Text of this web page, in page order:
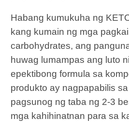
Habang kumukuha ng
kang kumain ng mga
carbohydrates, ang
huwag lumampas ang luto
epektibong formula sa
produkto ay nagpapabilis
pagsunog ng taba ng 2-3
mga kahihinatnan para sa